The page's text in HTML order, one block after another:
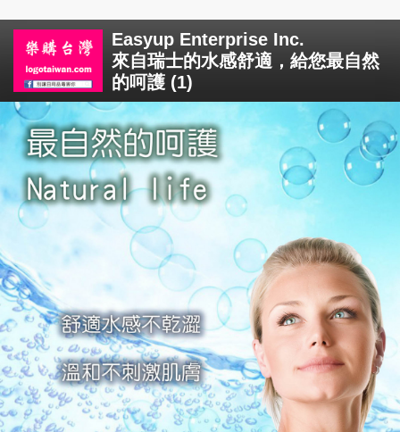
Easyup Enterprise Inc.
來自瑞士的水感舒適，給您最自然
的呵護 (1)